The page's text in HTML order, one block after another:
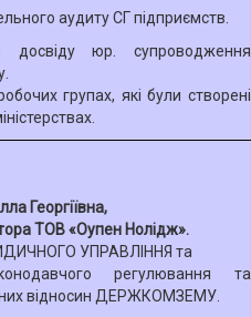
аудиту СГ підприємств.
досвіду юр. супроводження
групах, які були створені
Георгіївна,
ТОВ «Оупен Нолідж».
УПРАВЛІННЯ та
регулювання та
відносин ДЕРЖКОМЗЕМУ.